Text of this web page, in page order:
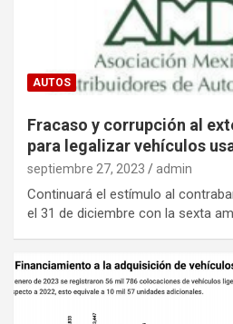
AUTOS
Fracaso y corrupción al
para legalizar vehículos
septiembre 27, 2023 admin
Continuará el estímulo al
el 31 de diciembre con la sexta